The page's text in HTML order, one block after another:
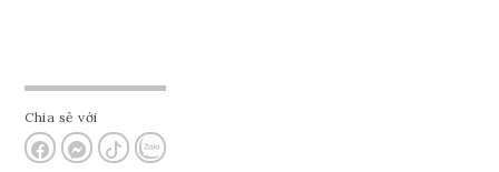
Chia sẻ với